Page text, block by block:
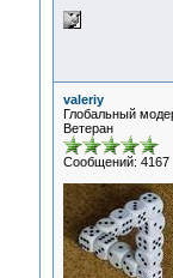
valeriy
Глобальный
Ветеран
Сообщений: 4167